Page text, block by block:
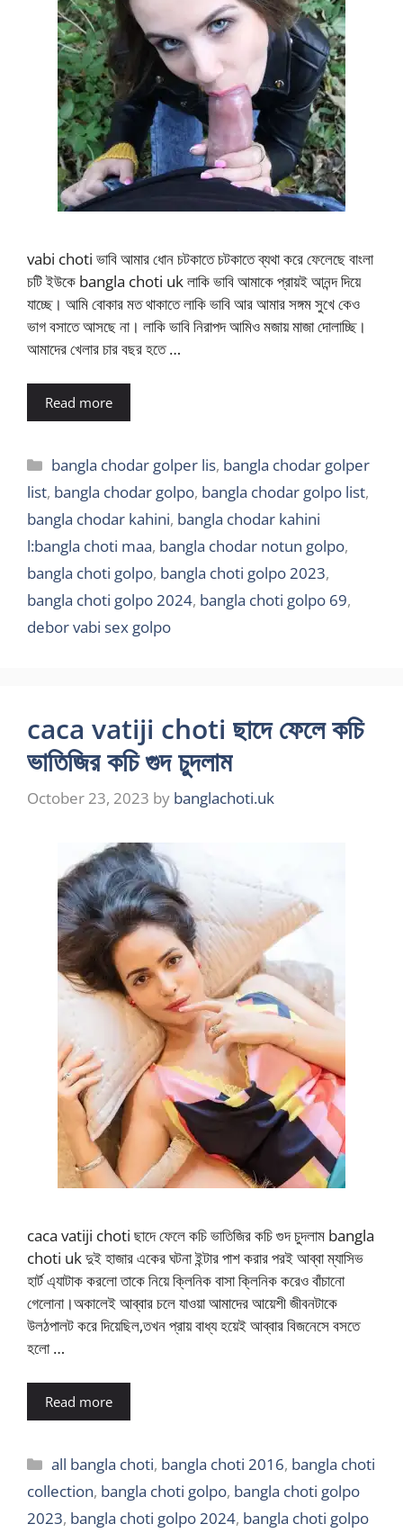
vabi choti ভাবি আমার ধোন চটকাতে চটকাতে ব্যথা করে ফেলেছে বাংলা
চটি ইউকে bangla choti uk লাকি ভাবি আমাকে প্রায়ই আনন্দ দিয়ে
যাচ্ছে। আমি বোকার মত থাকাতে লাকি ভাবি আর আমার সঙ্গম সুখে কেও
ভাগ বসাতে আসছে না। লাকি ভাবি নিরাপদ আমিও মজায় মাজা দোলাচ্ছি।
আমাদের খেলার চার বছর হতে …
Read more
Categories
bangla chodar golper lis, bangla chodar golper
list, bangla chodar golpo, bangla chodar golpo list,
bangla chodar kahini, bangla chodar kahini
l:bangla choti maa, bangla chodar notun golpo,
bangla choti golpo, bangla choti golpo 2023,
bangla choti golpo 2024, bangla choti golpo 69,
debor vabi sex golpo
caca vatiji choti ছাদে ফেলে কচি
ভাতিজির কচি গুদ চুদলাম
October 23, 2023 by banglachoti.uk
caca vatiji choti ছাদে ফেলে কচি ভাতিজির কচি গুদ চুদলাম bangla
choti uk দুই হাজার একের ঘটনা ইন্টার পাশ করার পরই আব্বা ম্যাসিভ
হার্ট এ্যাটাক করলো তাকে নিয়ে ক্লিনিক বাসা ক্লিনিক করেও বাঁচানো
গেলোনা।অকালেই আব্বার চলে যাওয়া আমাদের আয়েশী জীবনটাকে
উলঠপালট করে দিয়েছিল,তখন প্রায় বাধ্য হয়েই আব্বার বিজনেসে বসতে
হলো …
Read more
Categories
all bangla choti, bangla choti 2016, bangla choti
collection, bangla choti golpo, bangla choti golpo
2023, bangla choti golpo 2024, bangla choti golpo